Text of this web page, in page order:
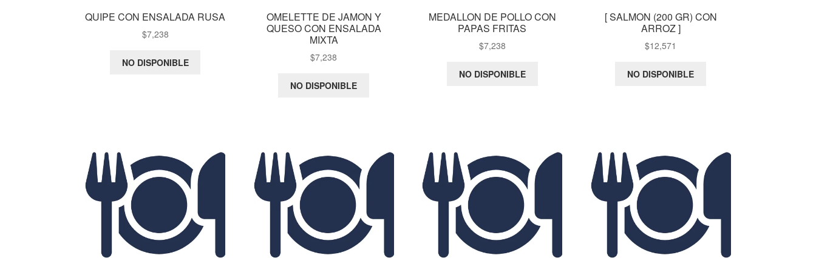
QUIPE CON ENSALADA RUSA
$7,238
NO DISPONIBLE
OMELETTE DE JAMON Y
QUESO CON ENSALADA
MIXTA
$7,238
NO DISPONIBLE
MEDALLON DE POLLO CON
PAPAS FRITAS
$7,238
NO DISPONIBLE
[ SALMON (200 GR) CON
ARROZ ]
$12,571
NO DISPONIBLE